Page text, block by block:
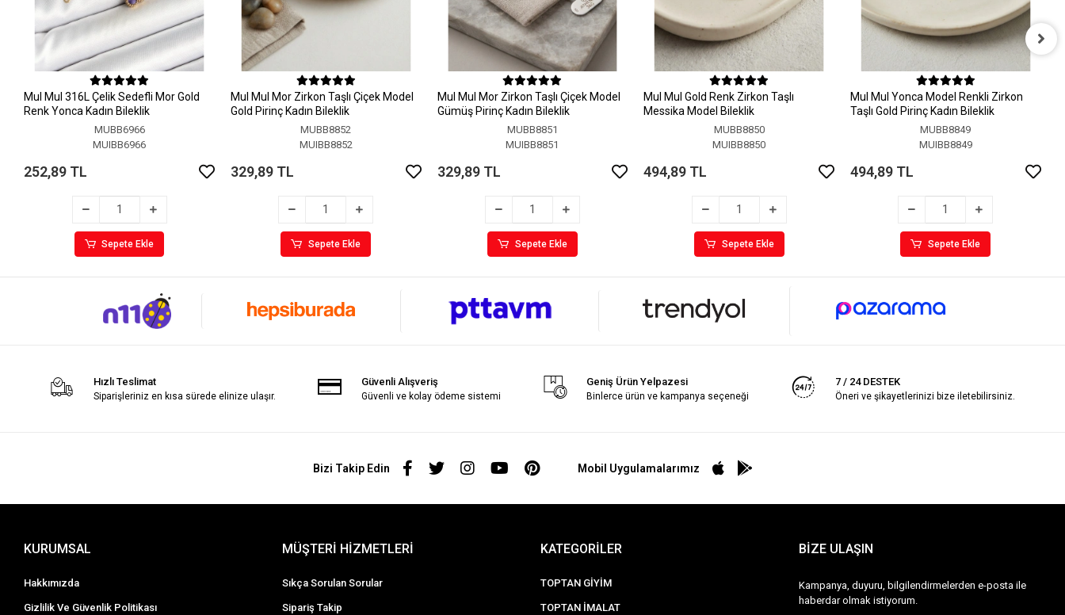
MuI MuI 316L Çelik Sedefli Mor Gold
Renk Yonca Kadın Bileklik
MUBB6966
MUIBB6966
252,89 TL
Sepete Ekle
MuI MuI Mor Zirkon Taşlı Çiçek Model
Gold Pirinç Kadın Bileklik
MUBB8852
MUIBB8852
329,89 TL
Sepete Ekle
MuI MuI Mor Zirkon Taşlı Çiçek Model
Gümüş Pirinç Kadın Bileklik
MUBB8851
MUIBB8851
329,89 TL
Sepete Ekle
MuI MuI Gold Renk Zirkon Taşlı
Messika Model Bileklik
MUBB8850
MUIBB8850
494,89 TL
Sepete Ekle
MuI MuI Yonca Model Renkli Zirkon
Taşlı Gold Pirinç Kadın Bileklik
MUBB8849
MUIBB8849
494,89 TL
Sepete Ekle
Hızlı Teslimat
Siparişleriniz en kısa sürede elinize ulaşır.
Güvenli Alışveriş
Güvenli ve kolay ödeme sistemi
Geniş Ürün Yelpazesi
Binlerce ürün ve kampanya seçeneği
7 / 24 DESTEK
Öneri ve şikayetlerinizi bize iletebilirsiniz.
Bizi Takip Edin Mobil Uygulamalarımız
KURUMSAL
Hakkımızda
Gizlilik Ve Güvenlik Politikası
MÜŞTERİ HİZMETLERİ
Sıkça Sorulan Sorular
Sipariş Takip
KATEGORİLER
TOPTAN GİYİM
TOPTAN İMALAT
BİZE ULAŞIN
Kampanya, duyuru, bilgilendirmelerden e-posta ile
haberdar olmak istiyorum.